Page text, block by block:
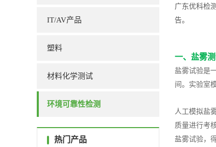
IT/AV产品
塑料
材料化学测试
环境可靠性检测
热门产品
广东优科检
告。
一、盐雾测
盐雾试验是
间。实验室
人工模拟盐
质量进行考
盐雾试验，